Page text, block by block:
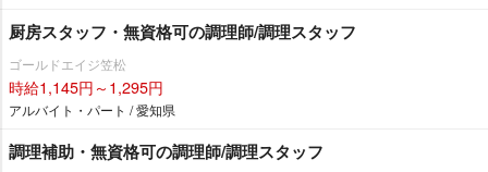
厨房スタッフ・無資格可の調理師/調理スタッフ
ゴールドエイジ笠松
時給1,145円～1,295円
アルバイト・パート / 愛知県
調理補助・無資格可の調理師/調理スタッフ